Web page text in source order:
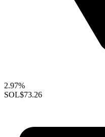
2.97%
SOL$73.26